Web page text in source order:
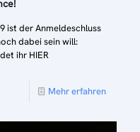
ist der Anmeldeschluss
dabei sein will:
ihr HIER
Mehr erfahren